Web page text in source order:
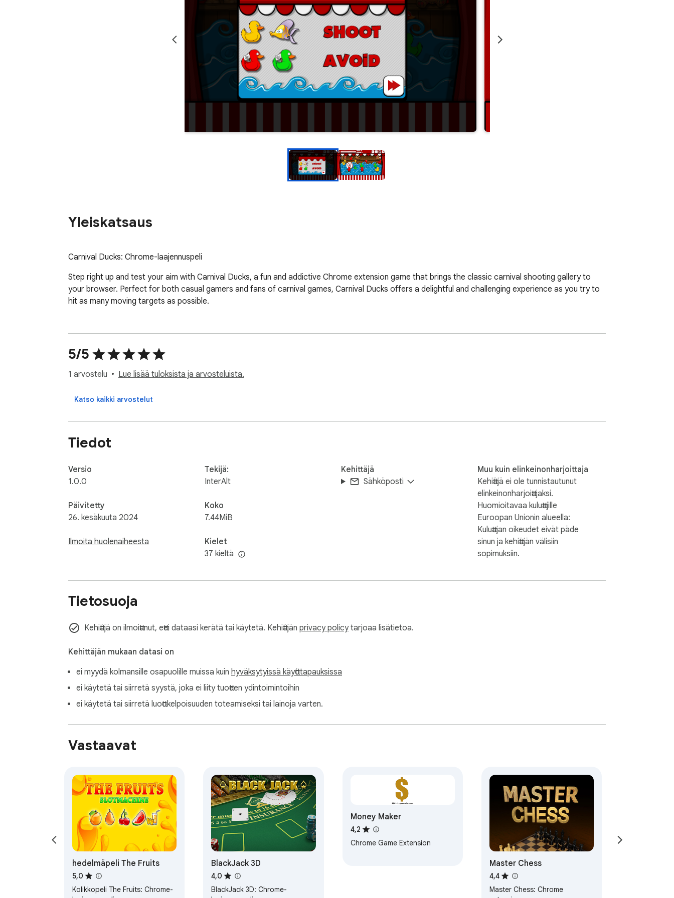
Yleiskatsaus
﻿Carnival Ducks: Chrome-laajennuspeli
Step right up and test your aim with Carnival Ducks, a fun and addictive Chrome extension game that brings the classic carnival shooting gallery to
your browser. Perfect for both casual gamers and fans of carnival games, Carnival Ducks offers a delightful and challenging experience as you try to
hit as many moving targets as possible.
5/5
1 arvostelu Lue lisää tuloksista ja arvosteluista.
Katso kaikki arvostelut
Tiedot
Versio
1.0.0
Päivitetty
26. kesäkuuta 2024
Ilmoita huolenaiheesta
Tekijä:
InterAlt
Koko
7.44MiB
Kielet
37 kieltä
Kehittäjä
Sähköposti
Muu kuin elinkeinonharjoittaja
Kehittäjä ei ole tunnistautunut
elinkeinonharjoittajaksi.
Huomioitavaa kuluttajille
Euroopan Unionin alueella:
Kuluttajan oikeudet eivät päde
sinun ja kehittäjän välisiin
sopimuksiin.
Tietosuoja
Kehittäjä on ilmoittanut, ettei dataasi kerätä tai käytetä. Kehittäjän privacy policytarjoaa lisätietoa.
Kehittäjän mukaan datasi on
ei myydä kolmansille osapuolille muissa kuin hyväksytyissä käyttötapauksissa
ei käytetä tai siirretä syystä, joka ei liity tuotteen ydintoimintoihin
ei käytetä tai siirretä luottokelpoisuuden toteamiseksi tai lainoja varten.
Vastaavat
hedelmäpeli The Fruits
5,0
Kolikkopeli The Fruits: Chrome-
BlackJack 3D
4,0
BlackJack 3D: Chrome-
Money Maker
4,2
Chrome Game Extension
Master Chess
4,4
Master Chess: Chrome